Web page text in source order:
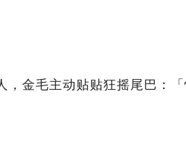
，金毛主动贴贴狂摇尾巴：